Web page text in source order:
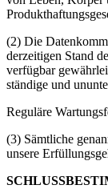
(2) Die
derzeitigen Stand
verfügbar
ständige und
Reguläre
(3) Sämtliche
unsere